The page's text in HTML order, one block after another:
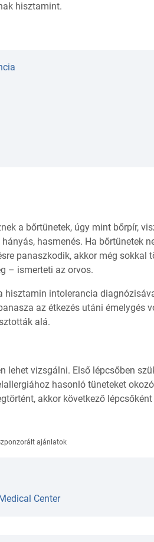
hisztamint.
a bőrtünetek, úgy mint bőrpír,
hasmenés. Ha bőrtünetek
panaszkodik, akkor még sokkal
– ismerteti az orvos.
hisztamin intolerancia
az étkezés utáni émelygés
alá.
vizsgálni. Első lépcsőben
hasonló tüneteket
akkor következő
ajánlatok
Center